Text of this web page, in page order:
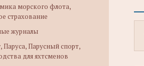
морского флота,
страхование
журналы
Паруса, Парусный спорт,
для яхтсменов